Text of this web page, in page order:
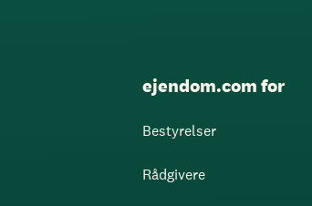
ejendom.com for
Bestyrelser
Rådgivere